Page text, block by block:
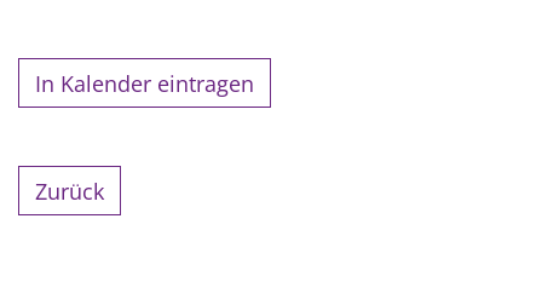
In Kalender eintragen
Zurück